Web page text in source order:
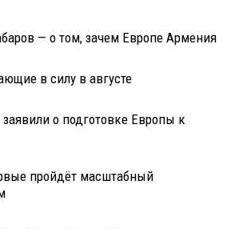
— о том, зачем Европе Армения
в силу в августе
о подготовке Европы к
пройдёт масштабный